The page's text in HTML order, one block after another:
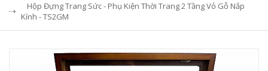
Hộp Đựng Trang Sức - Phụ Kiện Thời Trang 2 Tầng Vỏ Gỗ Nắp
Kính - TS2GM